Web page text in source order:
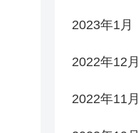
2023年1月
2022年12月
2022年11月